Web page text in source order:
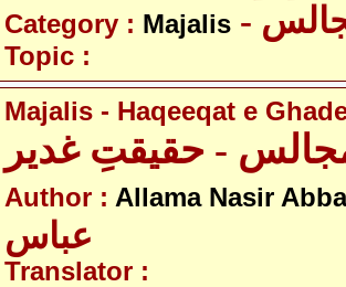
Category : Majalis
Topic :
Majalis - Haqeeqat e
- حقیقتِ غدیر
Author : Allama Nasir
عباس
Translator :